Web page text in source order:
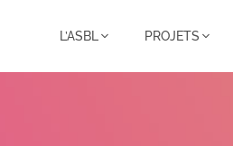
L’ASBL PROJETS